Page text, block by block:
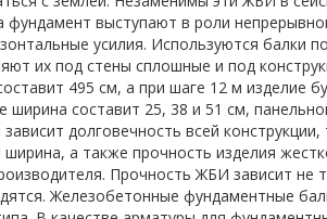
выступают в роли
усилия. Используются балки
их под стены сплошные и под
495 см, а при шаге 12 м изделие
составит 25, 38 и 51 см,
долговечность всей конструкции,
а также прочность изделия
Прочность ЖБИ зависит не
Железобетонные фундаментные